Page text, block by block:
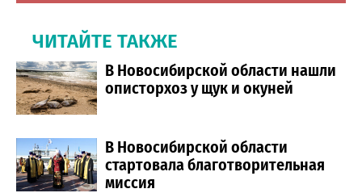
ЧИТАЙТЕ ТАКЖЕ
В Новосибирской области нашли
описторхоз у щук и окуней
В Новосибирской области
стартовала благотворительная
миссия